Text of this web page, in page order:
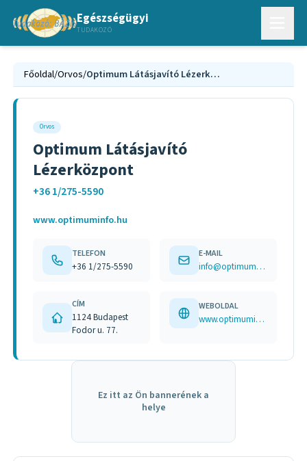
Egészségügyi
TUDAKOZÓ
Főoldal/Orvos/ Optimum Látásjavító Lézerközpont
Orvos
Optimum Látásjavító
Lézerközpont
+36 1/275-5590
www.optimuminfo.hu
TELEFON
+36 1/275-5590
E-MAIL
info@optimuminfo.hu
CÍM
1124 Budapest
Fodor u. 77.
WEBOLDAL
www.optimuminfo.hu
Ez itt az Ön bannerének a
helye